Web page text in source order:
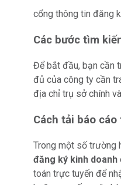
cổng thông tin đăng
Các bước tìm
Để bắt đầu, bạn cần
đủ của công ty cần
địa chỉ trụ sở chính
Cách tải báo
Trong một số trường
đăng ký kinh doanh
toán trực tuyến để